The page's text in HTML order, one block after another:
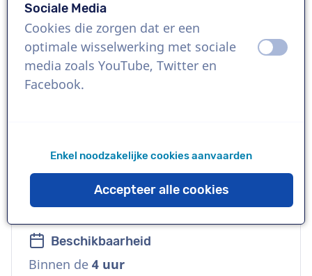
Taal
Portugees (Brazilië)
Referenties
Stem
Commercieel, Natuurlijk, Vertrouwd,
Zacht, Zakelijk
Beschikbaarheid
Binnen de 4 uur
Sociale Media
Cookies die zorgen dat er een
optimale wisselwerking met sociale
media zoals YouTube, Twitter en
Facebook.
uit aan
Enkel noodzakelijke cookies aanvaarden
Accepteer alle cookies